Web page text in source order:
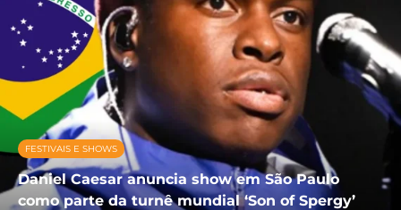
FESTIVAIS E SHOWS
Daniel Caesar anuncia show em São Paulo
como parte da turnê mundial ‘Son of Spergy’